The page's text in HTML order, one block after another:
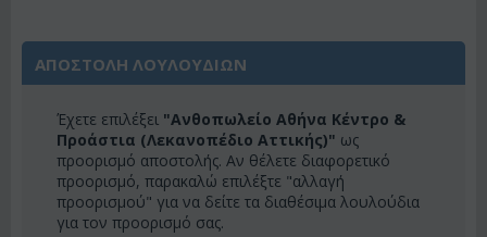
ΑΠΟΣΤΟΛΗ ΛΟΥΛΟΥΔΙΩΝ
Έχετε επιλέξει "Ανθοπωλείο Αθήνα Κέντρο &
Προάστια (Λεκανοπέδιο Αττικής)" ως
προορισμό αποστολής. Αν θέλετε διαφορετικό
προορισμό, παρακαλώ επιλέξτε "αλλαγή
προορισμού" για να δείτε τα διαθέσιμα λουλούδια
για τον προορισμό σας.